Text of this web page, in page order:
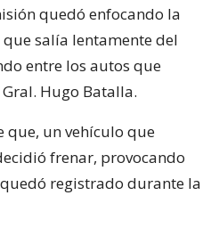
quedó enfocando la
salía lentamente del
entre los autos que
Hugo Batalla.
que, un vehículo que
frenar, provocando
registrado durante la